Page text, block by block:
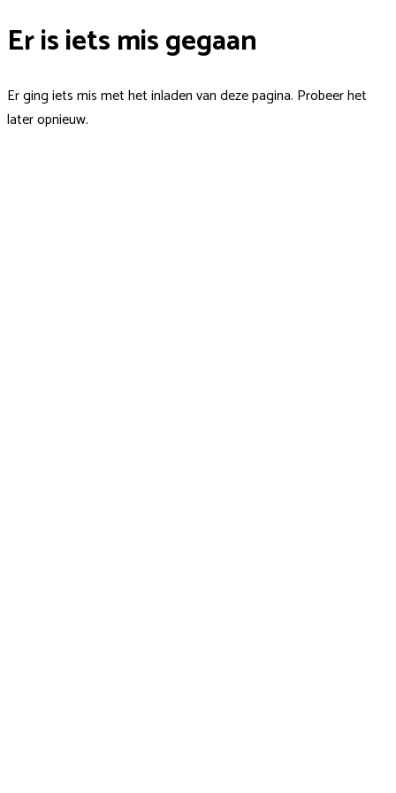
Er is iets mis gegaan
Er ging iets mis met het inladen van deze pagina. Probeer het
later opnieuw.